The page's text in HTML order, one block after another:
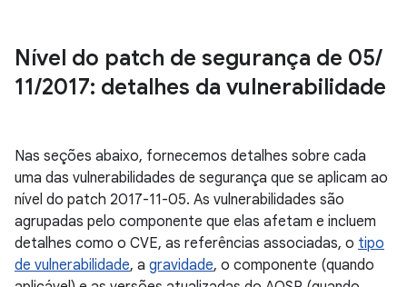
Nível do patch de segurança de 05/
11/2017: detalhes da vulnerabilidade
Nas seções abaixo, fornecemos detalhes sobre cada
uma das vulnerabilidades de segurança que se aplicam ao
nível do patch 2017-11-05. As vulnerabilidades são
agrupadas pelo componente que elas afetam e incluem
detalhes como o CVE, as referências associadas, o tipo
de vulnerabilidade, a gravidade, o componente (quando